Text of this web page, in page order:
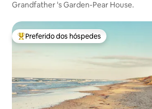
Grandfather 's Garden-Pear House.
Entre os melhores preferidos dos hóspedes
Preferido dos hóspedes